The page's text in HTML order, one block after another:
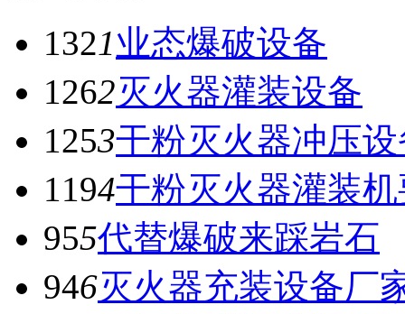
1321业态爆破设备
1262灭火器灌装设备
1253干粉灭火器冲压
1194干粉灭火器灌装
955代替爆破来踩岩石
946灭火器充装设备厂